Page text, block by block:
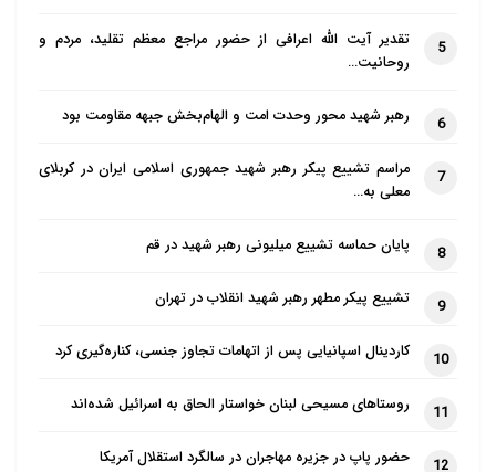
5
تقدیر آیت الله اعرافی از حضور مراجع معظم تقلید، مردم و
روحانیت…
6 رهبر شهید محور وحدت امت و الهام‌بخش جبهه مقاومت بود
7
مراسم تشییع پیکر رهبر شهید جمهوری اسلامی ایران در کربلای
معلی به…
8 پایان حماسه تشییع میلیونی رهبر شهید در قم
9 تشییع پیکر مطهر رهبر شهید انقلاب در تهران
10 کاردینال اسپانیایی پس از اتهامات تجاوز جنسی، کناره‌گیری کرد
11 روستاهای مسیحی لبنان خواستار الحاق به اسرائیل شده‌اند
12 حضور پاپ در جزیره مهاجران در سالگرد استقلال آمریکا